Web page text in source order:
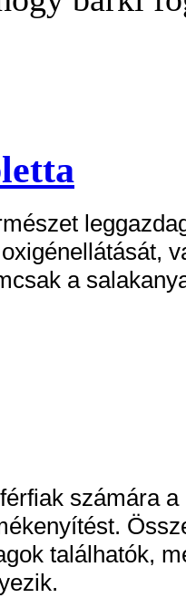
a
számára
találhatók,